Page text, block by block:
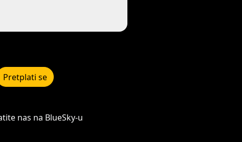
Pretplati se
nas na BlueSky-u